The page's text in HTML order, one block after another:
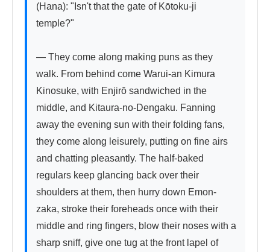
(Hana): "Isn't that the gate of Kōtoku-ji
temple?"
— They come along making puns as they
walk. From behind come Warui-an Kimura
Kinosuke, with Enjirō sandwiched in the
middle, and Kitaura-no-Dengaku. Fanning
away the evening sun with their folding fans,
they come along leisurely, putting on fine airs
and chatting pleasantly. The half-baked
regulars keep glancing back over their
shoulders at them, then hurry down Emon-
zaka, stroke their foreheads once with their
middle and ring fingers, blow their noses with a
sharp sniff, give one tug at the front lapel of